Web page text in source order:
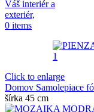
0 items
Click to enlarge
Domov Samolepiace
šírka 45 cm